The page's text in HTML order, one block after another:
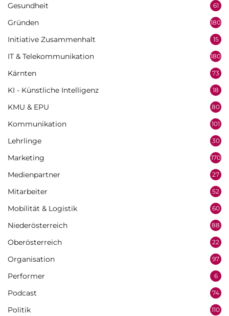
Gesundheit 61
Gründen 180
Initiative Zusammenhalt 15
IT & Telekommunikation 180
Kärnten 73
KI - Künstliche Intelligenz 18
KMU & EPU 80
Kommunikation 101
Lehrlinge 30
Marketing 170
Medienpartner 27
Mitarbeiter 52
Mobilität & Logistik 60
Niederösterreich 88
Oberösterreich 22
Organisation 97
Performer 6
Podcast 74
Politik 110